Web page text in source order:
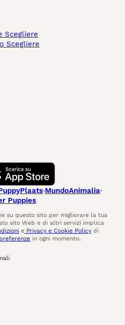
Scegliere
Scegliere
MundoAnimalia
Puppies
su questo sito per migliorare la tua
sito Web e di altri servizi implica
e Privacy e Cookie Policy di
in ogni momento.